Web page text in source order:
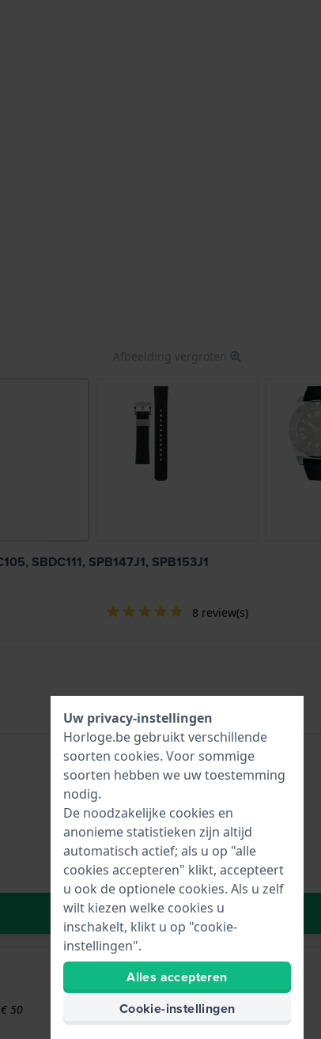
Afbeelding vergroten
SBDC111, SPB147J1, SPB153J1
8 review(s)
In Winkelwagen
50
Uw privacy-instellingen
Horloge.be gebruikt verschillende
soorten cookies. Voor sommige
soorten hebben we uw toestemming
nodig.
De noodzakelijke cookies en
anonieme statistieken zijn altijd
automatisch actief; als u op "alle
cookies accepteren" klikt, accepteert
u ook de optionele cookies. Als u zelf
wilt kiezen welke cookies u
inschakelt, klikt u op "cookie-
instellingen".
Alles accepteren
Cookie-instellingen